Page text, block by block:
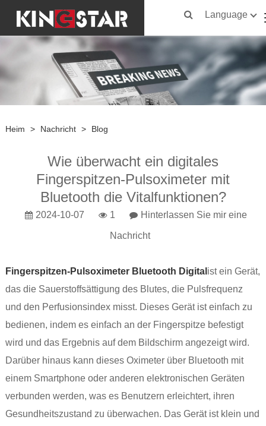
Language
Heim > Nachricht > Blog
Wie überwacht ein digitales
Fingerspitzen-Pulsoximeter mit
Bluetooth die Vitalfunktionen?
2024-10-07 1 Hinterlassen Sie mir eine
Nachricht
Fingerspitzen-Pulsoximeter Bluetooth Digital ist ein Gerät,
das die Sauerstoffsättigung des Blutes, die Pulsfrequenz
und den Perfusionsindex misst. Dieses Gerät ist einfach zu
bedienen, indem es einfach an der Fingerspitze befestigt
wird und das Ergebnis auf dem Bildschirm angezeigt wird.
Darüber hinaus kann dieses Oximeter über Bluetooth mit
einem Smartphone oder anderen elektronischen Geräten
verbunden werden, was es Benutzern erleichtert, ihren
Gesundheitszustand zu überwachen. Das Gerät ist klein und